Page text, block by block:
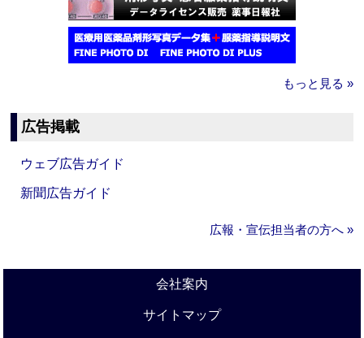
もっと見る »
広告掲載
ウェブ広告ガイド
新聞広告ガイド
広報・宣伝担当者の方へ »
会社案内
サイトマップ